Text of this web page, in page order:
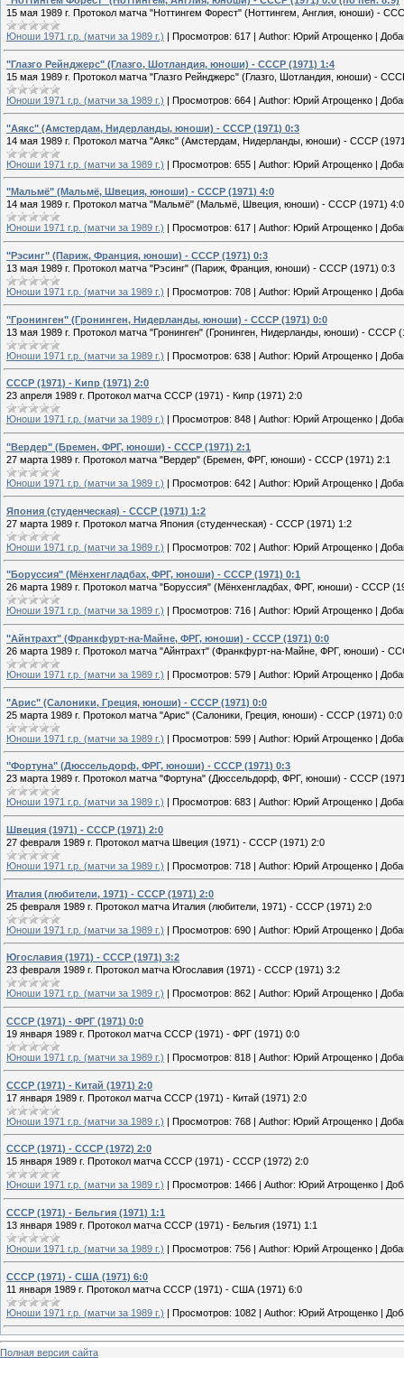
15 мая 1989 г. Протокол матча "Ноттингем Форест" (Ноттингем, Англия, юноши) -
Юноши 1971 г.р. (матчи за 1989 г.) Просмотров: 617 Author: Юрий Атрощенко
"Глазго Рейнджерс" (Глазго, Шотландия, юноши) - СССР (1971) 1:4
15 мая 1989 г. Протокол матча "Глазго Рейнджерс" (Глазго, Шотландия, юноши) -
Юноши 1971 г.р. (матчи за 1989 г.) | Просмотров: 664 | Author: Юрий Атрощенко |
"Аякс" (Амстердам, Нидерланды, юноши) - СССР (1971) 0:3
14 мая 1989 г. Протокол матча "Аякс" (Амстердам, Нидерланды, юноши) - СССР
Юноши 1971 г.р. (матчи за 1989 г.) | Просмотров: 655 | Author: Юрий Атрощенко |
"Мальмё" (Мальмё, Швеция, юноши) - СССР (1971) 4:0
14 мая 1989 г. Протокол матча "Мальмё" (Мальмё, Швеция, юноши) - СССР (1971) 4:0
Юноши 1971 г.р. (матчи за 1989 г.) Просмотров: 617 Author: Юрий Атрощенко
"Рэсинг" (Париж, Франция, юноши) - СССР (1971) 0:3
13 мая 1989 г. Протокол матча "Рэсинг" (Париж, Франция, юноши) - СССР (1971) 0:3
Юноши 1971 г.р. (матчи за 1989 г.) | Просмотров: 708 | Author: Юрий Атрощенко |
"Гронинген" (Гронинген, Нидерланды, юноши) - СССР (1971) 0:0
13 мая 1989 г. Протокол матча "Гронинген" (Гронинген, Нидерланды, юноши) - СССР
Юноши 1971 г.р. (матчи за 1989 г.) | Просмотров: 638 | Author: Юрий Атрощенко |
СССР (1971) - Кипр (1971) 2:0
23 апреля 1989 г. Протокол матча СССР (1971) - Кипр (1971) 2:0
Юноши 1971 г.р. (матчи за 1989 г.) Просмотров: 848 Author: Юрий Атрощенко
"Вердер" (Бремен, ФРГ, юноши) - СССР (1971) 2:1
27 марта 1989 г. Протокол матча "Вердер" (Бремен, ФРГ, юноши) - СССР (1971) 2:1
Юноши 1971 г.р. (матчи за 1989 г.) | Просмотров: 642 | Author: Юрий Атрощенко |
Япония (студенческая) - СССР (1971) 1:2
27 марта 1989 г. Протокол матча Япония (студенческая) - СССР (1971) 1:2
Юноши 1971 г.р. (матчи за 1989 г.) | Просмотров: 702 | Author: Юрий Атрощенко |
"Боруссия" (Мёнхенгладбах, ФРГ, юноши) - СССР (1971) 0:1
26 марта 1989 г. Протокол матча "Боруссия" (Мёнхенгладбах, ФРГ, юноши) - СССР
Юноши 1971 г.р. (матчи за 1989 г.) Просмотров: 716 Author: Юрий Атрощенко
"Айнтрахт" (Франкфурт-на-Майне, ФРГ, юноши) - СССР (1971) 0:0
26 марта 1989 г. Протокол матча "Айнтрахт" (Франкфурт-на-Майне, ФРГ, юноши) -
Юноши 1971 г.р. (матчи за 1989 г.) | Просмотров: 579 | Author: Юрий Атрощенко |
"Арис" (Салоники, Греция, юноши) - СССР (1971) 0:0
25 марта 1989 г. Протокол матча "Арис" (Салоники, Греция, юноши) - СССР (1971) 0:0
Юноши 1971 г.р. (матчи за 1989 г.) | Просмотров: 599 | Author: Юрий Атрощенко |
"Фортуна" (Дюссельдорф, ФРГ, юноши) - СССР (1971) 0:3
23 марта 1989 г. Протокол матча "Фортуна" (Дюссельдорф, ФРГ, юноши) - СССР
Юноши 1971 г.р. (матчи за 1989 г.) Просмотров: 683 Author: Юрий Атрощенко
Швеция (1971) - СССР (1971) 2:0
27 февраля 1989 г. Протокол матча Швеция (1971) - СССР (1971) 2:0
Юноши 1971 г.р. (матчи за 1989 г.) | Просмотров: 718 | Author: Юрий Атрощенко |
Италия (любители, 1971) - СССР (1971) 2:0
25 февраля 1989 г. Протокол матча Италия (любители, 1971) - СССР (1971) 2:0
Юноши 1971 г.р. (матчи за 1989 г.) | Просмотров: 690 | Author: Юрий Атрощенко |
Югославия (1971) - СССР (1971) 3:2
23 февраля 1989 г. Протокол матча Югославия (1971) - СССР (1971) 3:2
Юноши 1971 г.р. (матчи за 1989 г.) Просмотров: 862 Author: Юрий Атрощенко
СССР (1971) - ФРГ (1971) 0:0
19 января 1989 г. Протокол матча СССР (1971) - ФРГ (1971) 0:0
Юноши 1971 г.р. (матчи за 1989 г.) | Просмотров: 818 | Author: Юрий Атрощенко |
СССР (1971) - Китай (1971) 2:0
17 января 1989 г. Протокол матча СССР (1971) - Китай (1971) 2:0
Юноши 1971 г.р. (матчи за 1989 г.) | Просмотров: 768 | Author: Юрий Атрощенко |
СССР (1971) - СССР (1972) 2:0
15 января 1989 г. Протокол матча СССР (1971) - СССР (1972) 2:0
Юноши 1971 г.р. (матчи за 1989 г.) Просмотров: 1466 Author: Юрий Атрощенко
СССР (1971) - Бельгия (1971) 1:1
13 января 1989 г. Протокол матча СССР (1971) - Бельгия (1971) 1:1
Юноши 1971 г.р. (матчи за 1989 г.) | Просмотров: 756 | Author: Юрий Атрощенко |
СССР (1971) - США (1971) 6:0
11 января 1989 г. Протокол матча СССР (1971) - США (1971) 6:0
Юноши 1971 г.р. (матчи за 1989 г.) | Просмотров: 1082 | Author: Юрий Атрощенко |
Полная версия сайта